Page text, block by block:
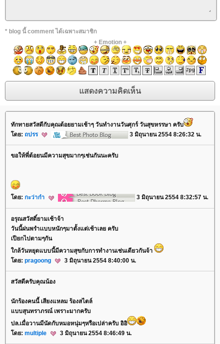
* blog นี้ comment ได้เฉพาะสมาชิก
+ Emotion+
ทักทายสวัสดีกับคุณต้อยยามเช้าๆ วันทำงานวันศุกร์ วันสุขหรรษา ครับ
ดย: ถปรร 3 มิถุนายน 2554 8:26:32 น.
ขอให้พี่ต้อยนมีความสุขมากๆเช่นกันนะครับ
ดย: กะว่าก๋า 3 มิถุนายน 2554 8:32:57 น.
อรุณสวัสดิ์ยามเช้าจ้า
วันนี้ฝนพรำเเบบหนักๆมาตั้งแต่เช้าเลย ครับ
เปียกไปตามๆกัน
กล้วันหยุดแบบนี้มีความสุขกับการทำงานเช่นเดียวกันจ้า
ดย: pragoong 3 มิถุนายน 2554 8:40:00 น.
สวัสดีครับคุณน้อง
นักร้องคนนี้ เสียงแหลม ร้องสไตล์
บบสุนทราภรณ์ เพราะมากครับ
ปล.เมื่อวานมีนัดกับหมอหนุ่มๆหรือเปล่าครับ อิอิ
ดย: multiple 3 มิถุนายน 2554 8:46:49 น.